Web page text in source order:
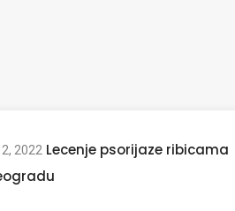
2022 Lecenje psorijaze ribicama